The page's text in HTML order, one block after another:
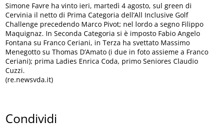
Simone Favre ha vinto ieri, martedì 4 agosto, sul green di
Cervinia il netto di Prima Categoria dell’All Inclusive Golf
Challenge precedendo Marco Pivot; nel lordo a segno Filippo
Maquignaz. In Seconda Categoria si è imposto Fabio Angelo
Fontana su Franco Ceriani, in Terza ha svettato Massimo
Menegotto su Thomas D’Amato (i due in foto assieme a Franco
Ceriani); prima Ladies Enrica Coda, primo Seniores Claudio
Cuzzi.
(re.newsvda.it)
Condividi